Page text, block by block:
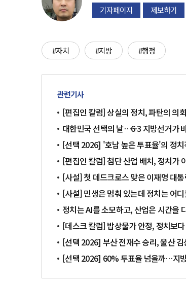
기자페이지 제보하기
#자치 #지방 #행정
관련기사
[편집인 칼럼] 상실의 정치, 파탄의
대한민국 선택의 날…6·3 지방선거가
[선택 2026] '호남 높은 투표율'의 정
[편집인 칼럼] 첨단 산업 배치, 정치가
[사설] 첫 데드크로스 맞은 이재명 대
[사설] 민생은 멈춰 있는데 정치는 어
정치는 AI를 소모하고, 산업은 시간을
[데스크 칼럼] 밥상물가 안정, 정치보
[선택 2026] 부산 전재수 승리, 울산
[선택 2026] 60% 투표율 넘을까…지